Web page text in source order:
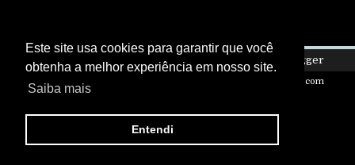
Este site usa cookies para garantir que você
obtenha a melhor experiência em nosso site.
Saiba mais
Entendi
Copyright © 2026 Eletro Is My Life | Powered by Blogger
Design by FlexiThemes NewBloggerThemes.com